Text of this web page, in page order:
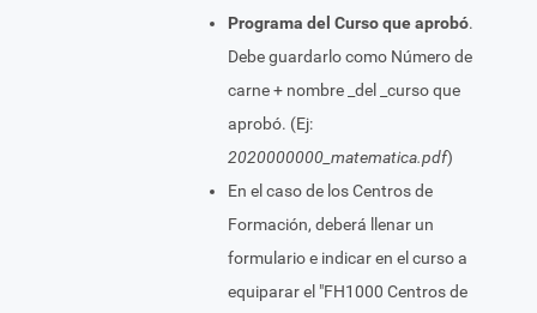
Programa del Curso que aprobó.
Debe guardarlo como Número de
carne + nombre _del _curso que
aprobó. (Ej:
2020000000_matematica.pdf)
En el caso de los Centros de
Formación, deberá llenar un
formulario e indicar en el curso a
equiparar el "FH1000 Centros de